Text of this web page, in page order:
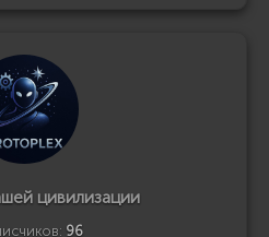
цивилизации
96